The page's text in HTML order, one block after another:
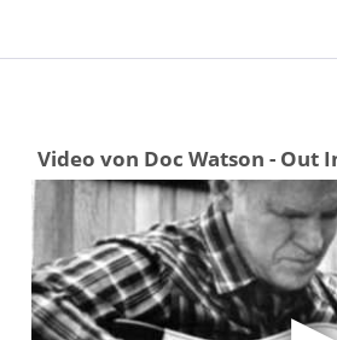
Video von Doc Watson - Out